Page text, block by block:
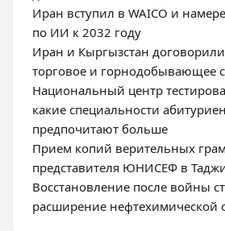
Иран вступил в WAICO и
по ИИ к 2032 году
Иран и Кыргызстан
торговое и горнодобывающее
Национальный центр
какие специальности
предпочитают больше
Прием копий верительных
представителя ЮНИСЕФ в
Восстановление после войны
расширение нефтехимической